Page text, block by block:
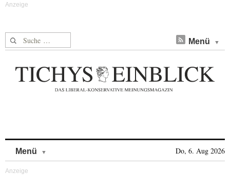
Suche nach: Menü
Menü Do, 6. Aug 2026